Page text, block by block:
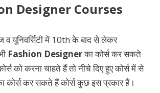
Designer Courses
यूनिवर्सिटी में 10th के बाद से लेकर
Fashion Designerका कोर्स कर सकते
को करना चाहते हैं तो नीचे दिए हुए कोर्स में से
कोर्स कर सकते हैं कोर्स कुछ इस प्रकार हैं।